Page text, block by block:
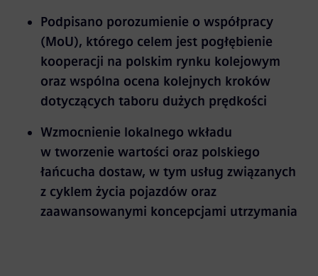
Podpisano porozumienie o współpracy
(MoU), którego celem jest pogłębienie
kooperacji na polskim rynku kolejowym
oraz wspólna ocena kolejnych kroków
dotyczących taboru dużych prędkości
Wzmocnienie lokalnego wkładu
w tworzenie wartości oraz polskiego
łańcucha dostaw, w tym usług związanych
z cyklem życia pojazdów oraz
zaawansowanymi koncepcjami utrzymania